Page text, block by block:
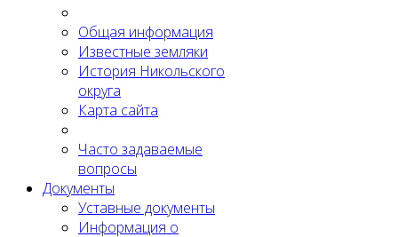
Общая информация
Известные земляки
История Никольского
округа
Карта сайта
Часто задаваемые
вопросы
Документы
Уставные документы
Информация о